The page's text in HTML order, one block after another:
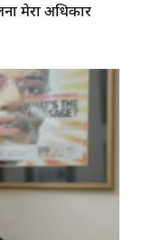
मेरा अधिकार